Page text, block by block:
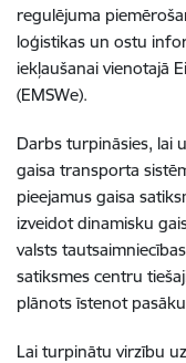
regulējuma
loģistikas un ostu
iekļaušanai vienotajā
(EMSWe).
Darbs turpināsies, lai
gaisa transporta
pieejamus gaisa
izveidot dinamisku
valsts
satiksmes centru
plānots īstenot
Lai turpinātu virzību